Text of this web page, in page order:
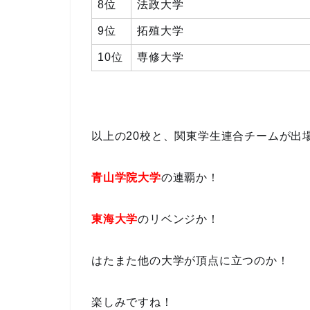
8位 法政大学
9位 拓殖大学
10位 専修大学
以上の20校と、関東学生連合チームが出
青山学院大学の連覇か！
東海大学のリベンジか！
はたまた他の大学が頂点に立つのか！
楽しみですね！